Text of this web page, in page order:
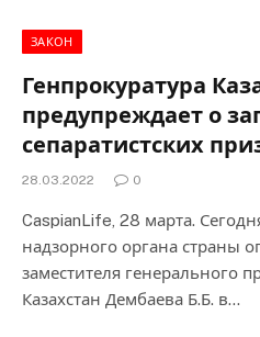
ЗАКОН
Генпрокуратура
предупреждает о
сепаратистских
28.03.2022 0
CaspianLife, 28 марта.
надзорного органа страны
заместителя генерального
Казахстан Дембаева Б.Б. в…